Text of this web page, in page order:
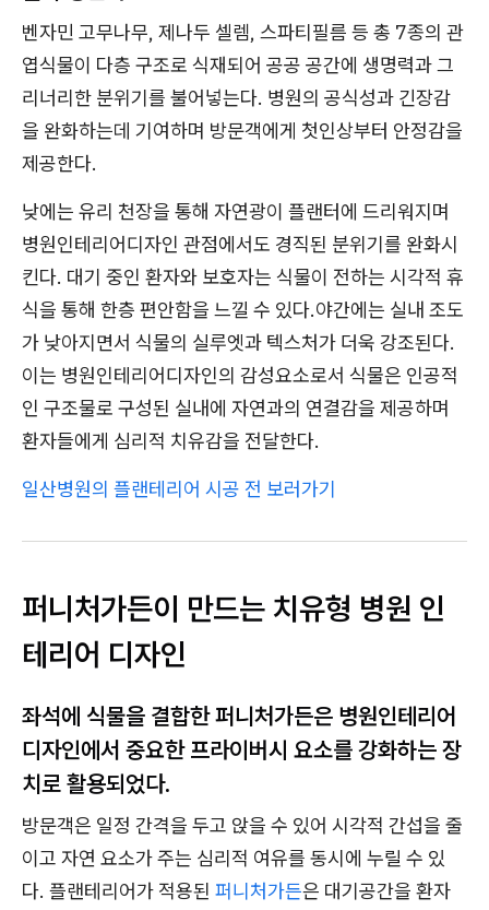
벤자민 고무나무, 제나두 셀렘, 스파티필름 등 총 7종의 관
엽식물이 다층 구조로 식재되어 공공 공간에 생명력과 그
리너리한 분위기를 불어넣는다. 병원의 공식성과 긴장감
을 완화하는데 기여하며 방문객에게 첫인상부터 안정감을
제공한다.
낮에는 유리 천장을 통해 자연광이 플랜터에 드리워지며
병원인테리어디자인 관점에서도 경직된 분위기를 완화시
킨다. 대기 중인 환자와 보호자는 식물이 전하는 시각적 휴
식을 통해 한층 편안함을 느낄 수 있다.야간에는 실내 조도
가 낮아지면서 식물의 실루엣과 텍스처가 더욱 강조된다.
이는 병원인테리어디자인의 감성요소로서 식물은 인공적
인 구조물로 구성된 실내에 자연과의 연결감을 제공하며
환자들에게 심리적 치유감을 전달한다.
일산병원의 플랜테리어 시공 전 보러가기
퍼니처가든이 만드는 치유형 병원 인
테리어 디자인
좌석에 식물을 결합한 퍼니처가든은 병원인테리어
디자인에서 중요한 프라이버시 요소를 강화하는 장
치로 활용되었다.
방문객은 일정 간격을 두고 앉을 수 있어 시각적 간섭을 줄
이고 자연 요소가 주는 심리적 여유를 동시에 누릴 수 있
다. 플랜테리어가 적용된 퍼니처가든은 대기공간을 환자